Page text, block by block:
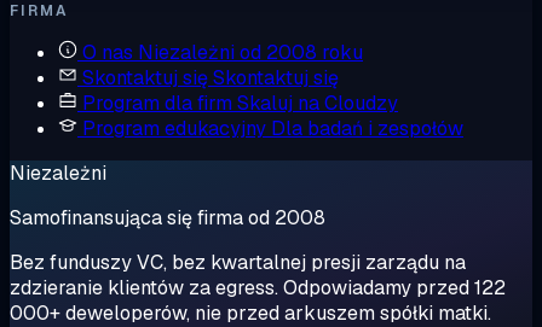
FIRMA
O nas Niezależni od 2008 roku
Skontaktuj sięSkontaktuj się
Program dla firm Skaluj na Cloudzy
Program edukacyjny Dla badań i zespołów
Niezależni
Samofinansująca się firma od 2008
Bez funduszy VC, bez kwartalnej presji zarządu na
zdzieranie klientów za egress. Odpowiadamy przed 122
000+ deweloperów, nie przed arkuszem spółki matki.